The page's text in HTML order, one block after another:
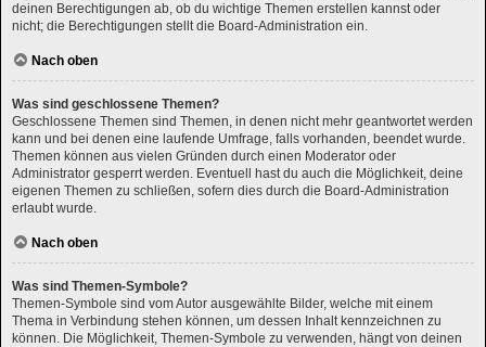
deinen Berechtigungen ab, ob du wichtige Themen erstellen kannst oder
nicht; die Berechtigungen stellt die Board-Administration ein.
Nach oben
Was sind geschlossene Themen?
Geschlossene Themen sind Themen, in denen nicht mehr geantwortet werden
kann und bei denen eine laufende Umfrage, falls vorhanden, beendet wurde.
Themen können aus vielen Gründen durch einen Moderator oder
Administrator gesperrt werden. Eventuell hast du auch die Möglichkeit, deine
eigenen Themen zu schließen, sofern dies durch die Board-Administration
erlaubt wurde.
Nach oben
Was sind Themen-Symbole?
Themen-Symbole sind vom Autor ausgewählte Bilder, welche mit einem
Thema in Verbindung stehen können, um dessen Inhalt kennzeichnen zu
können. Die Möglichkeit, Themen-Symbole zu verwenden, hängt von deinen